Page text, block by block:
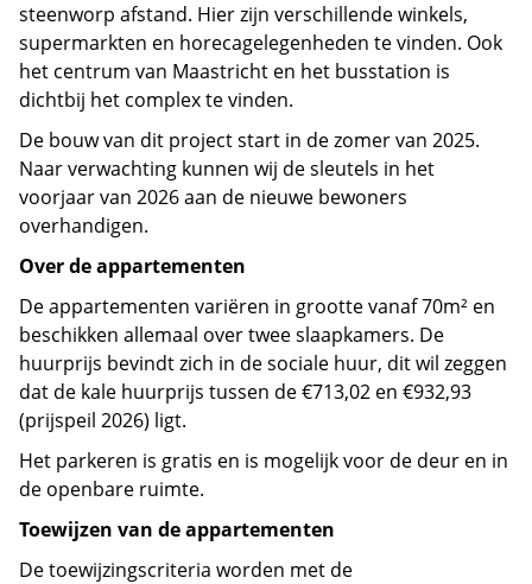
steenworp afstand. Hier zijn verschillende winkels,
supermarkten en horecagelegenheden te vinden. Ook
het centrum van Maastricht en het busstation is
dichtbij het complex te vinden.
De bouw van dit project start in de zomer van 2025.
Naar verwachting kunnen wij de sleutels in het
voorjaar van 2026 aan de nieuwe bewoners
overhandigen.
Over de appartementen
De appartementen variëren in grootte vanaf 70m² en
beschikken allemaal over twee slaapkamers. De
huurprijs bevindt zich in de sociale huur, dit wil zeggen
dat de kale huurprijs tussen de €713,02 en €932,93
(prijspeil 2026) ligt.
Het parkeren is gratis en is mogelijk voor de deur en in
de openbare ruimte.
Toewijzen van de appartementen
De toewijzingscriteria worden met de